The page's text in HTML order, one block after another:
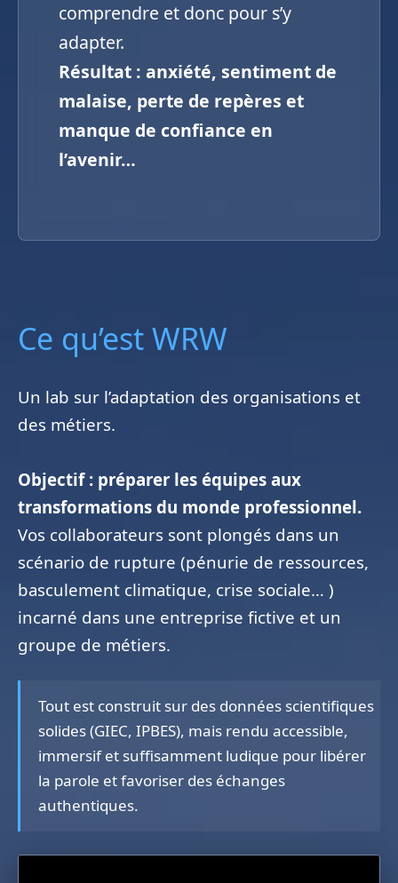
comprendre et donc pour s’y
adapter.
Résultat : anxiété, sentiment de
malaise, perte de repères et
manque de confiance en
l’avenir…
Ce qu’est WRW
Un lab sur l’adaptation des organisations et
des métiers.
Objectif : préparer les équipes aux
transformations du monde professionnel.
Vos collaborateurs sont plongés dans un
scénario de rupture (pénurie de ressources,
basculement climatique, crise sociale… )
incarné dans une entreprise fictive et un
groupe de métiers.
Tout est construit sur des données scientifiques
solides (GIEC, IPBES), mais rendu accessible,
immersif et suffisamment ludique pour libérer
la parole et favoriser des échanges
authentiques.